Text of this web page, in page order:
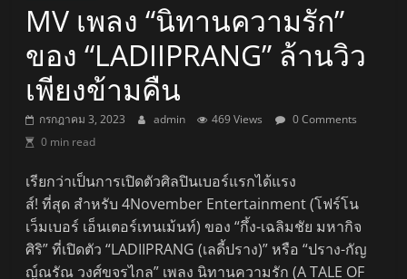
MV เพลง “นิทานความรัก”
ของ “LADIIPRANG” ล้านวิว
เพียงข้ามคืน
กรกฎาคม 3, 2023 admin 469 Views
0 Comments
0 min read
เรียกว่าเป็นการเปิดตัวศิลปินเบอร์แรกได้แรง
ส์! ที่สุด สำหรับ 4November Entertainment (โฟร์โน
เว็มเบอร์ เอ็นเตอร์เทนเม้นท์) ของ “กึ้ง-เฉลิมชัย มหากิจ
ศิริ” ที่เปิดตัว “LADIIPRANG (เลดี้ปราง)” หรือ “ปราง-กัญ
ญ์ณรัณ วงศ์ขจรไกล” เพลง นิทานความรัก (A TALE OF